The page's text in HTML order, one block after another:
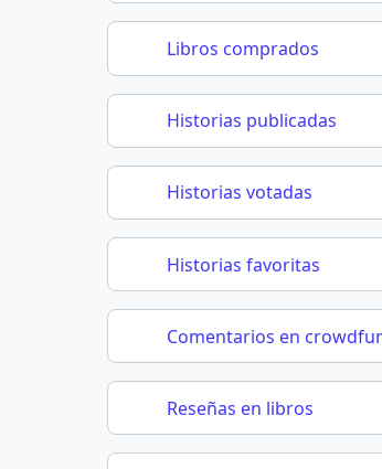
Libros comprados
Historias publicadas
Historias votadas
Historias favoritas
Comentarios en
Reseñas en libros